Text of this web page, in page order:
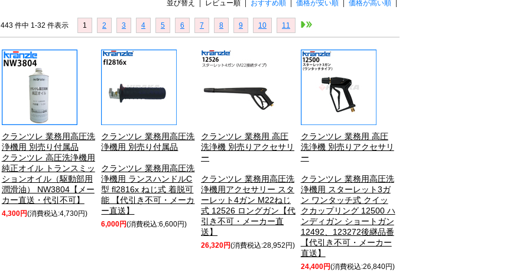
並び替え レビュー順 おすすめ順 価格が安い順 価格が高い順
443 件中 1-32 件表示 1 2 3 4 5 6 7 8 9 10 11
クランツレ 業務用高圧洗
浄機用 別売り付属品
クランツレ 高圧洗浄機用
純正オイル トランスミッ
ションオイル（駆動部用
潤滑油） NW3804【メー
カー直送・代引不可】
4,300円(消費税込:4,730円)
クランツレ 業務用高圧洗
浄機用 別売り付属品
クランツレ 業務用高圧洗
浄機用 ランスハンドルC
型 fl2816x ねじ式 着脱可
能 【代引き不可・メーカ
ー直送】
6,000円(消費税込:6,600円)
クランツレ 業務用 高圧
洗浄機 別売りアクセサリ
ー
クランツレ 業務用高圧洗
浄機用アクセサリー スタ
ーレット4ガン M22ねじ
式 12526 ロングガン【代
引き不可・メーカー直
送】
26,320円(消費税込:28,952円)
クランツレ 業務用 高圧
洗浄機 別売りアクセサリ
ー
クランツレ 業務用高圧洗
浄機用 スターレット3ガ
ン ワンタッチ式 クイッ
クカップリング 12500 ハ
ンディガン ショートガン
12492、123272後継品番
【代引き不可・メーカー
直送】
24,400円(消費税込:26,840円)